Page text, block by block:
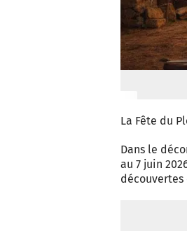
La Fête du
Dans le
au 7 juin